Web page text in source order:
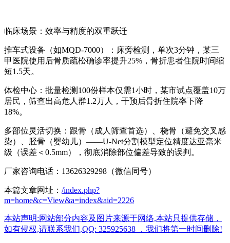
临床场景：效率与精度的双重跃迁
推车式设备（如MQD-7000）：床旁检测，单次3分钟，某三
甲医院使用后骨质疏松确诊率提升25%，骨折患者住院时间缩
短1.5天。
体检中心：批量检测100份样本仅需1小时，某市试点覆盖10万
居民，筛查出高危人群1.2万人，干预后骨折住院率下降
18%。
多部位灵活切换：跟骨（成人筛查首选）、桡骨（避免交叉感
染）、胫骨（婴幼儿）——U-Net分割模型定位精度达亚毫米
级（误差＜0.5mm），彻底消除部位偏差导致的误判。
厂家咨询电话：13626329298（微信同号）
本篇文章网址： /index.php?
m=home&c=View&a=index&aid=2226
本站声明:网站部分内容及图片来源于网络,本站只提供存储，
如有侵权,请联系我们,QQ: 325925638 ，我们将第一时间删除!